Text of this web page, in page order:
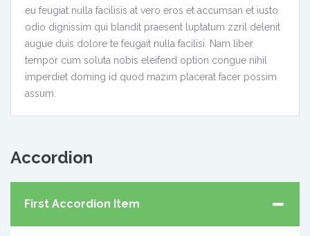
eu feugiat nulla facilisis at vero eros et accumsan et iusto
odio dignissim qui blandit praesent luptatum zzril delenit
augue duis dolore te feugait nulla facilisi. Nam liber
tempor cum soluta nobis eleifend option congue nihil
imperdiet doming id quod mazim placerat facer possim
assum.
Accordion
First Accordion Item